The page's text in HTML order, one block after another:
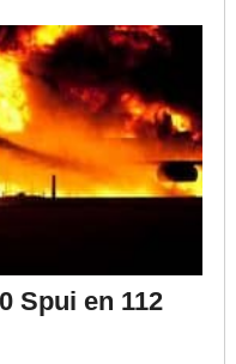
Spui en 112